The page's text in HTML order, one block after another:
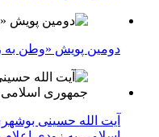
دومین پویش «وطن به
آیت الله حسینی